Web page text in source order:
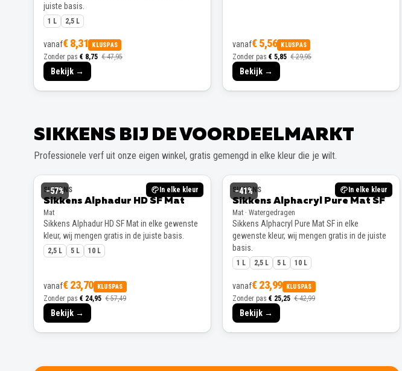
juiste basis.
1 L 2,5 L
vanaf€ 8,31 KLUSPAS
Zonder pas € 8,75 € 47,95
Bekijk →
vanaf€ 5,56 KLUSPAS
Zonder pas € 5,85 € 29,95
Bekijk →
SIKKENS BIJ DE VOORDEELMARKT
Professionele verf uit onze eigen winkel, gratis gemengd in elke kleur die je wilt.
−57% In elke kleur
SIKKENS
Sikkens Alphadur HD SF Mat
Mat
Sikkens Alphadur HD SF Mat in elke gewenste
kleur, wij mengen gratis in de juiste basis.
2,5 L 5 L 10 L
vanaf€ 23,70 KLUSPAS
Zonder pas € 24,95 € 57,49
Bekijk →
−41% In elke kleur
SIKKENS
Sikkens Alphacryl Pure Mat SF
Mat · Watergedragen
Sikkens Alphacryl Pure Mat SF in elke
gewenste kleur, wij mengen gratis in de juiste
basis.
1 L 2,5 L 5 L 10 L
vanaf€ 23,99 KLUSPAS
Zonder pas € 25,25 € 42,99
Bekijk →